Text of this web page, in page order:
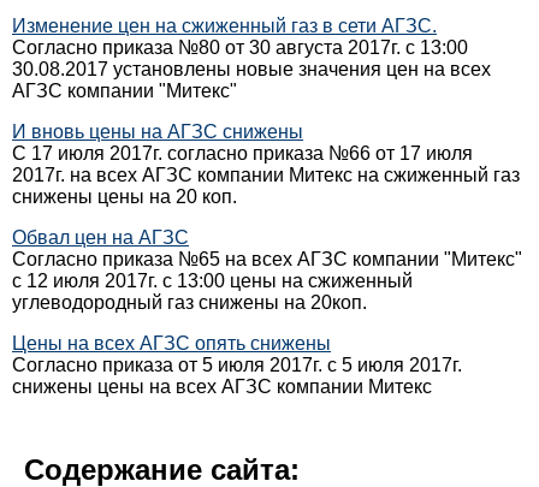
Изменение цен на сжиженный газ в сети АГЗС.
Согласно приказа №80 от 30 августа 2017г. с 13:00
30.08.2017 установлены новые значения цен на всех
АГЗС компании "Митекс"
И вновь цены на АГЗС снижены
С 17 июля 2017г. согласно приказа №66 от 17 июля
2017г. на всех АГЗС компании Митекс на сжиженный газ
снижены цены на 20 коп.
Обвал цен на АГЗС
Согласно приказа №65 на всех АГЗС компании "Митекс"
с 12 июля 2017г. с 13:00 цены на сжиженный
углеводородный газ снижены на 20коп.
Цены на всех АГЗС опять снижены
Согласно приказа от 5 июля 2017г. с 5 июля 2017г.
снижены цены на всех АГЗС компании Митекс
Содержание сайта: